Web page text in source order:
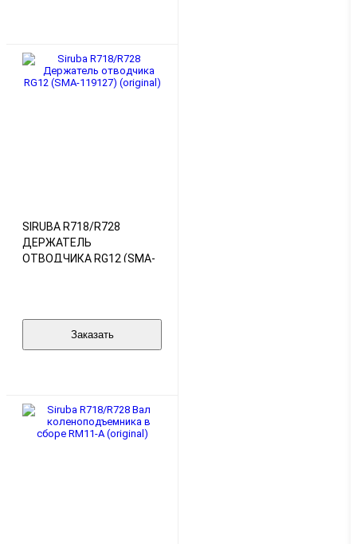
SIRUBA R718/R728
ДЕРЖАТЕЛЬ
ОТВОДЧИКА RG12 (SMA-
Заказать